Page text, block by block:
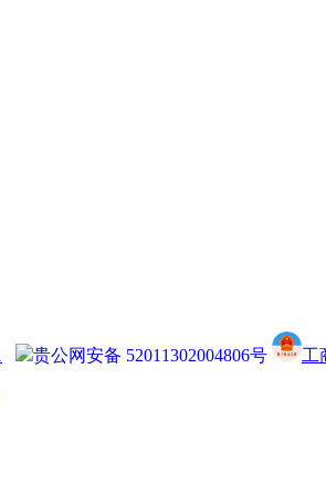
贵公网安备 52011302004806号 工